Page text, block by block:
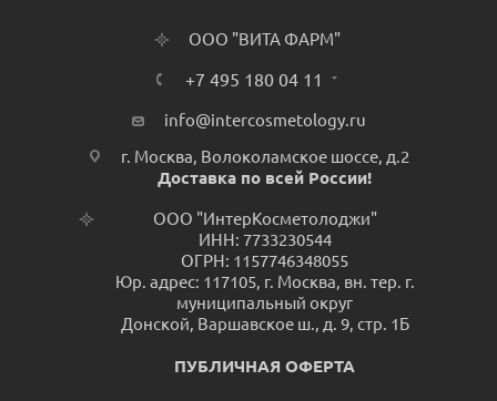
ООО "ВИТА ФАРМ"
+7 495 180 04 11
info@intercosmetology.ru
г. Москва, Волоколамское шоссе, д.2
Доставка по всей России!
ООО "ИнтерКосметолоджи"
ИНН: 7733230544
ОГРН: 1157746348055
Юр. адрес: 117105, г. Москва, вн. тер. г.
муниципальный округ
Донской, Варшавское ш., д. 9, стр. 1Б
ПУБЛИЧНАЯ ОФЕРТА